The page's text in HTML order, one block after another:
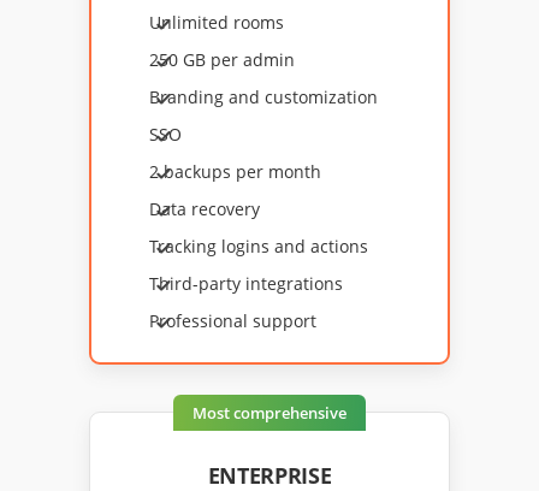
Unlimited rooms
250 GB per admin
Branding and customization
SSO
2 backups per month
Data recovery
Tracking logins and actions
Third-party integrations
Professional support
Most сomprehensive
ENTERPRISE